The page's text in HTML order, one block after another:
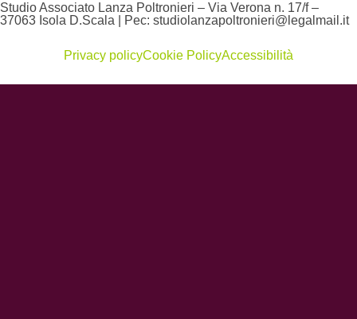
Studio Associato Lanza Poltronieri – Via Verona n. 17/f –
37063 Isola D.Scala | Pec: studiolanzapoltronieri@legalmail.it
Privacy policyCookie PolicyAccessibilità